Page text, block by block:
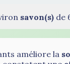
savon(s) de
améliore la